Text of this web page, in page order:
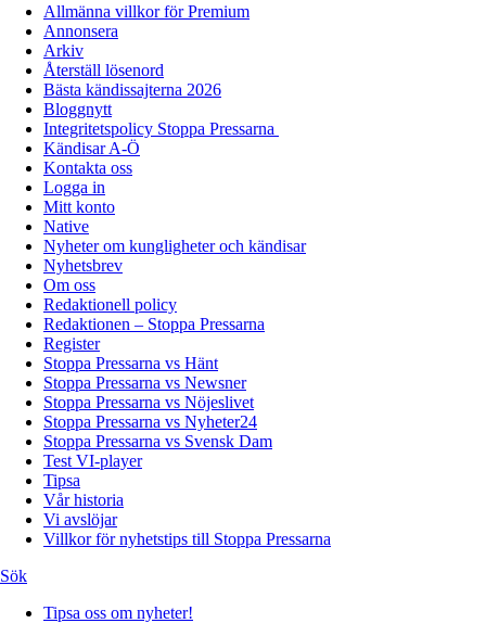
Allmänna villkor för Premium
Annonsera
Arkiv
Återställ lösenord
Bästa kändissajterna 2026
Bloggnytt
Integritetspolicy Stoppa Pressarna
Kändisar A-Ö
Kontakta oss
Logga in
Mitt konto
Native
Nyheter om kungligheter och kändisar
Nyhetsbrev
Om oss
Redaktionell policy
Redaktionen – Stoppa Pressarna
Register
Stoppa Pressarna vs Hänt
Stoppa Pressarna vs Newsner
Stoppa Pressarna vs Nöjeslivet
Stoppa Pressarna vs Nyheter24
Stoppa Pressarna vs Svensk Dam
Test VI-player
Tipsa
Vår historia
Vi avslöjar
Villkor för nyhetstips till Stoppa Pressarna
Sök
Tipsa oss om nyheter!